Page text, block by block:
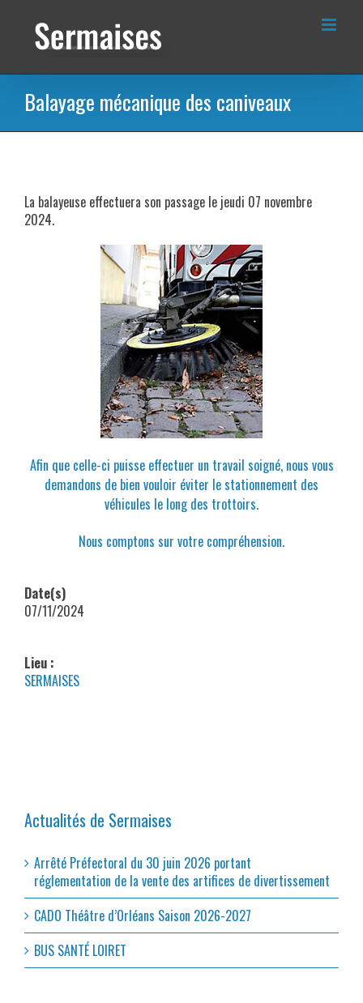
contenu
Balayage mécanique des caniveaux
La balayeuse effectuera son passage le jeudi 07 novembre
2024.
Afin que celle-ci puisse effectuer un travail soigné, nous vous
demandons de bien vouloir éviter le stationnement des
véhicules le long des trottoirs.
Nous comptons sur votre compréhension.
Date(s)
07/11/2024
Lieu :
SERMAISES
Actualités de Sermaises
Arrêté Préfectoral du 30 juin 2026 portant
réglementation de la vente des artifices de divertissement
CADO Théâtre d’Orléans Saison 2026-2027
BUS SANTÉ LOIRET